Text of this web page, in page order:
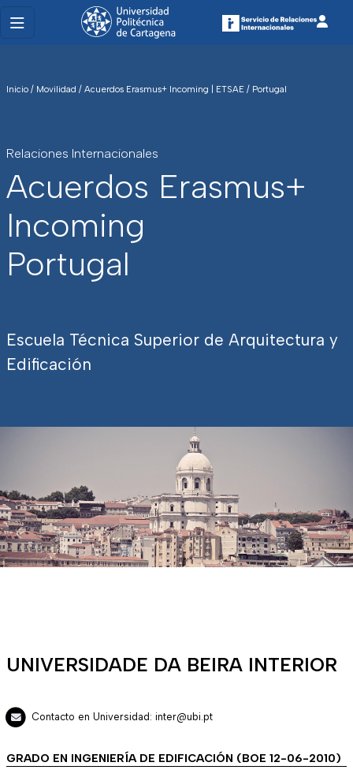
Inicio / Movilidad / Acuerdos Erasmus+ Incoming | ETSAE / Portugal
Relaciones Internacionales
Acuerdos Erasmus+
Incoming
Portugal
Escuela Técnica Superior de Arquitectura y
Edificación
UNIVERSIDADE DA BEIRA INTERIOR
Contacto en Universidad: inter@ubi.pt
GRADO EN INGENIERÍA DE EDIFICACIÓN (BOE 12-06-2010)